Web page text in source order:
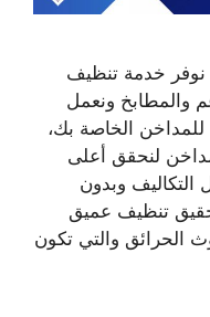
نوفر خدمة تنظيف
والمطابخ ونعمل
الخاصة بك،
لنحقق أعلى
التكاليف وبدون
تنظيف عميق
الحرائق والتي تكون